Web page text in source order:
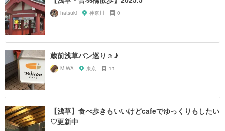
hatsuki 神奈川 0
蔵前浅草パン巡り☺︎♪
MIWA 東京 11
【浅草】食べ歩きもいいけどcafeでゆっくりもしたい
♡更新中